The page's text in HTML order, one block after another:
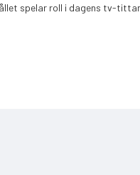
spelar roll i dagens tv-